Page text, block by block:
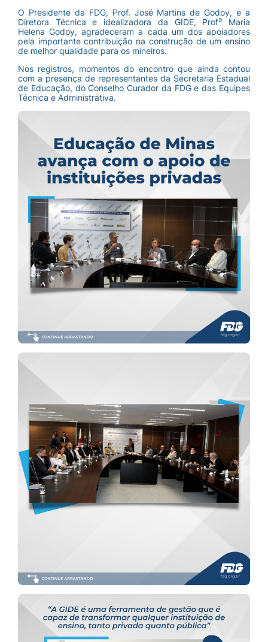
O Presidente da FDG, Prof. José Martins de Godoy, e a
Diretora Técnica e idealizadora da GIDE, Profa
Maria
Helena Godoy, agradeceram a cada um dos apoiadores
pela importante contribuição na construção de um ensino
de melhor qualidade para os mineiros.
Nos registros, momentos do encontro que ainda contou
com a presença de representantes da Secretaria Estadual
de Educação, do Conselho Curador da FDG e das Equipes
Técnica e Administrativa.